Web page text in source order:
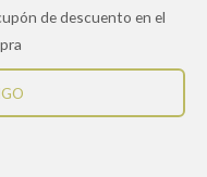
de descuento en el